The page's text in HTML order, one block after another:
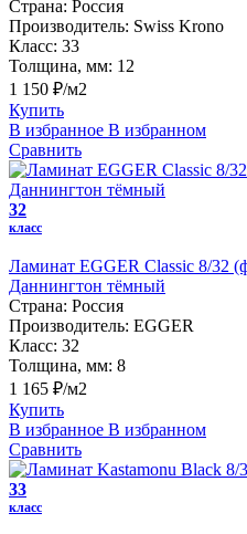
Страна: Россия
Производитель: Swiss Krono
Класс: 33
Толщина, мм: 12
1 150 ₽/м2
Купить
В избранное В избранном
Сравнить
32
класс
Ламинат EGGER Classic 8/32
Даннингтон тёмный
Страна: Россия
Производитель: EGGER
Класс: 32
Толщина, мм: 8
1 165 ₽/м2
Купить
В избранное В избранном
Сравнить
33
класс